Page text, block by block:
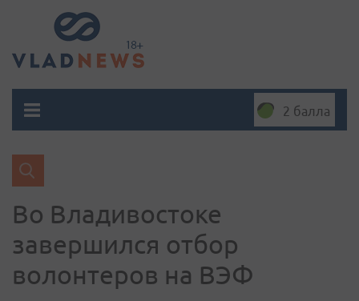
2 балла
Во Владивостоке
завершился отбор
волонтеров на ВЭФ